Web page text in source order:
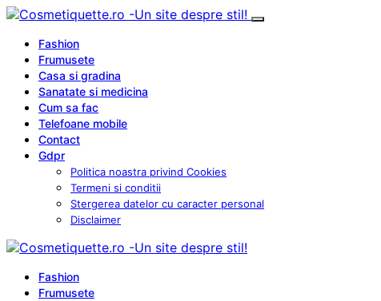
Fashion
Frumusete
Casa si gradina
Sanatate si medicina
Cum sa fac
Telefoane mobile
Contact
Gdpr
Politica noastra privind Cookies
Termeni si conditii
Stergerea datelor cu caracter personal
Disclaimer
Fashion
Frumusete